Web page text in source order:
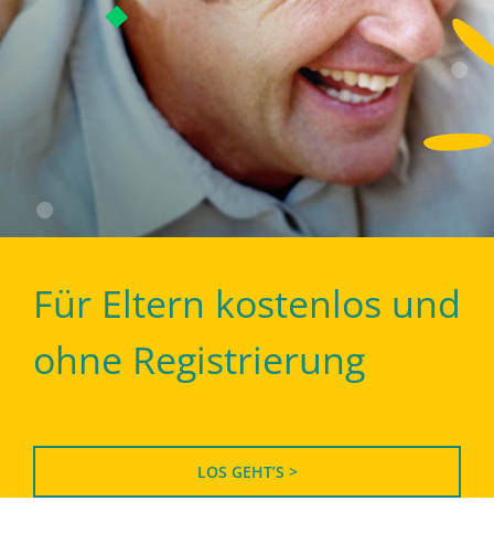
Für Eltern kostenlos und
ohne Registrierung
LOS GEHT’S >